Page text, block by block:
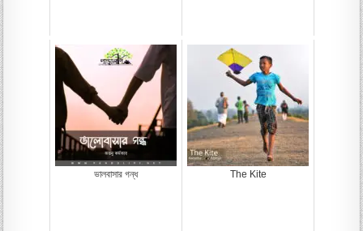
ভালবাসার গন্ধ The Kite